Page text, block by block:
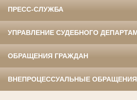
ПРЕСС-СЛУЖБА
УПРАВЛЕНИЕ СУДЕБНОГО
ОБРАЩЕНИЯ ГРАЖДАН
ВНЕПРОЦЕССУАЛЬНЫЕ ОБРАЩЕНИЯ